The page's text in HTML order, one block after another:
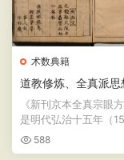
术数典籍
道教修炼、全真派思
（京本）全真宗眼方
上卷+《新刊（京本
道物外鸣音文集》下
弘治十五年
《新刊京本全真宗眼
是明代弘治十五年（
由建阳同文书院刊刻的
588